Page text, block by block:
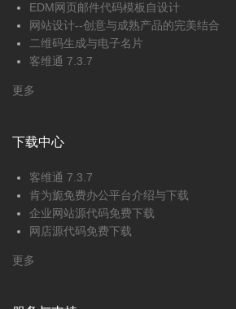
EDM网页邮件代码模板自设计
网站设计--创意与成熟产品的完美结合
二维码生成与电子名片
客维通 7.3.7
更多
下载中心
客维通 7.3.7
肯为旎免费办公平台介绍与下载
企业网站源代码免费下载
网店源代码免费下载
更多